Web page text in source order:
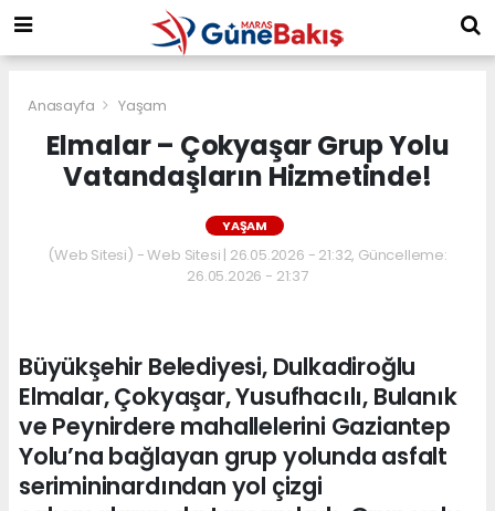
Anasayfa Yaşam
Elmalar – Çokyaşar Grup Yolu
Vatandaşların Hizmetinde!
YAŞAM
(Web Sitesi) - Web Sitesi | 26.05.2026 - 21:32, Güncelleme:
26.05.2026 - 21:37
Büyükşehir Belediyesi, Dulkadiroğlu
Elmalar, Çokyaşar, Yusufhacılı, Bulanık
ve Peynirdere mahallelerini Gaziantep
Yolu’na bağlayan grup yolunda asfalt
serimininardından yol çizgi